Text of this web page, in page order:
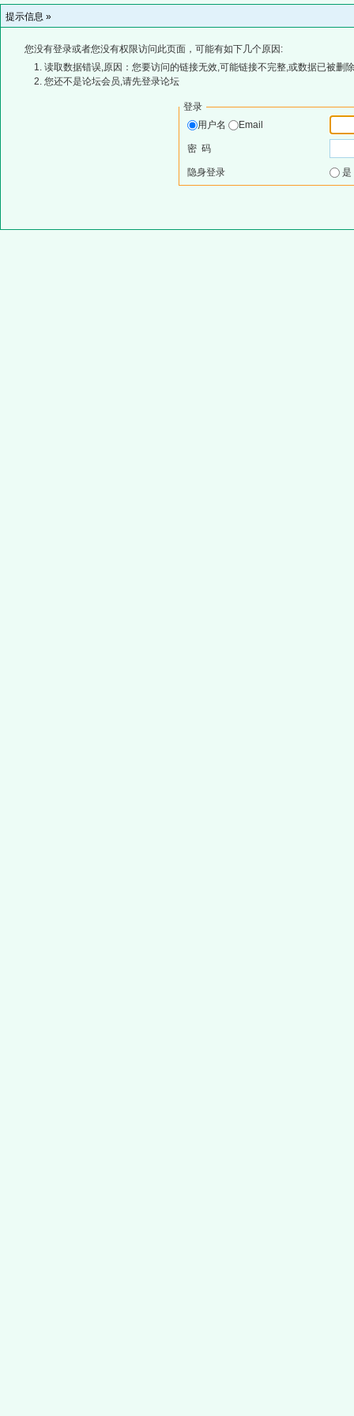
提示信息 »
您没有登录或者您没有权限访问此页面，可能有如下几个原因:
读取数据错误,原因：您要访问的链接无效,可能链接不完整,或数据已被删
您还不是论坛会员,请先登录论坛
登录
用户名
Email
密 码
隐身登录